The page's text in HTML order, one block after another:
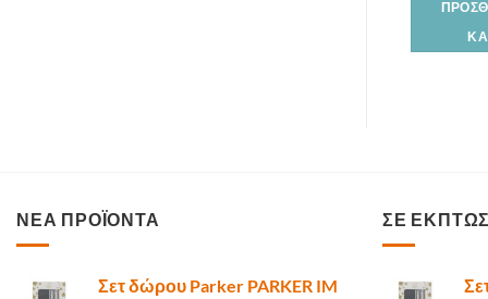
ΝΕΑ ΠΡΟΪΟΝΤΑ
Σετ δώρου Parker PARKER IM
ΣΕ